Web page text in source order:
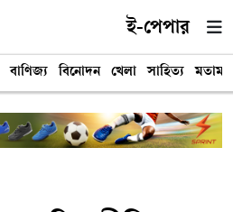
ই-পেপার
বাণিজ্য বিনোদন খেলা সাহিত্য মতামত